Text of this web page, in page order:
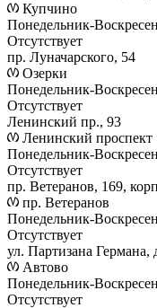
Купчино
Понедельник-
Отсутствует
пр. Луначарского, 54
Озерки
Понедельник-
Отсутствует
Ленинский пр., 93
Ленинский проспект
Понедельник-
Отсутствует
пр. Ветеранов, 169,
пр. Ветеранов
Понедельник-
Отсутствует
ул. Партизана Германа,
Автово
Понедельник-
Отсутствует